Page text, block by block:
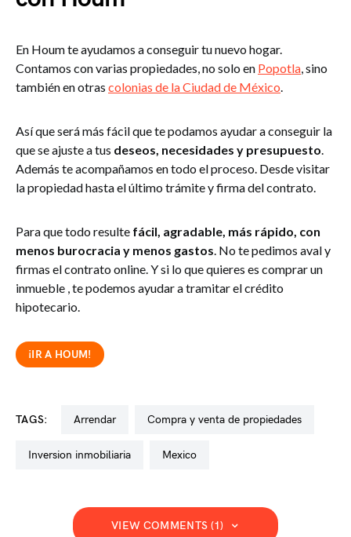
En Houm te ayudamos a conseguir tu nuevo hogar.
Contamos con varias propiedades, no solo en Popotla, sino
también en otras colonias de la Ciudad de México.
Así que será más fácil que te podamos ayudar a conseguir la
que se ajuste a tus deseos, necesidades y presupuesto.
Además te acompañamos en todo el proceso. Desde visitar
la propiedad hasta el último trámite y firma del contrato.
Para que todo resulte fácil, agradable, más rápido, con
menos burocracia y menos gastos. No te pedimos aval y
firmas el contrato online. Y si lo que quieres es comprar un
inmueble , te podemos ayudar a tramitar el crédito
hipotecario.
¡IR A HOUM!
TAGS: arrendar compra y venta de propiedades
inversion inmobiliaria mexico
VIEW COMMENTS (1)